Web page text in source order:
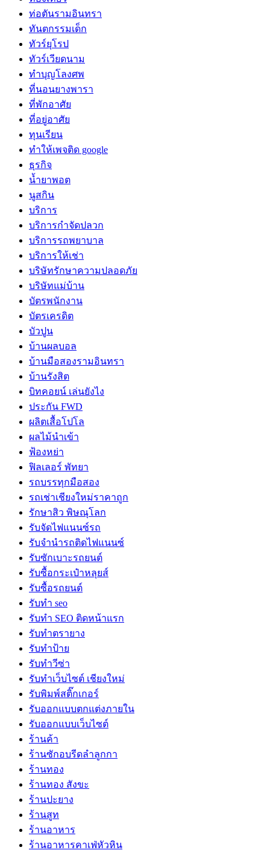
ท่อตันรามอินทรา
ทันตกรรมเด็ก
ทัวร์ยุโรป
ทัวร์เวียดนาม
ทำบุญโลงศพ
ที่นอนยางพารา
ที่พักอาศัย
ที่อยู่อาศัย
ทุนเรียน
ทําให้เพจติด google
ธุรกิจ
น้ำยาพอต
นูสกิน
บริการ
บริการกำจัดปลวก
บริการรถพยาบาล
บริการให้เช่า
บริษัทรักษาความปลอดภัย
บริษัทแม่บ้าน
บัตรพนักงาน
บัตรเครดิต
บัวปูน
บ้านผลบอล
บ้านมือสองรามอินทรา
บ้านรังสิต
บิทคอยน์ เล่นยังไง
ประกัน FWD
ผลิตเสื้อโปโล
ผลไม้นำเข้า
ฟ้องหย่า
ฟิลเลอร์ พัทยา
รถบรรทุกมือสอง
รถเช่าเชียงใหม่ราคาถูก
รักษาสิว พิษณุโลก
รับจัดไฟแนนซ์รถ
รับจำนำรถติดไฟแนนซ์
รับซักเบาะรถยนต์
รับซื้อกระเป๋าหลุยส์
รับซื้อรถยนต์
รับทำ seo
รับทำ SEO ติดหน้าแรก
รับทำตรายาง
รับทำป้าย
รับทำวีซ่า
รับทำเว็บไซต์ เชียงใหม่
รับพิมพ์สติ๊กเกอร์
รับออกแบบตกแต่งภายใน
รับออกแบบเว็บไซต์
ร้านค้า
ร้านซักอบรีดลำลูกกา
ร้านทอง
ร้านทอง สังขะ
ร้านปะยาง
ร้านสูท
ร้านอาหาร
ร้านอาหารคาเฟ่หัวหิน